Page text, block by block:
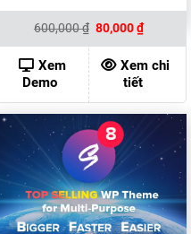
600,000₫ Giá
gốc
là:
600,000 ₫.
80,000₫Giá
hiện
tại
là:
80,000
Xem
Demo
Xem chi
tiết